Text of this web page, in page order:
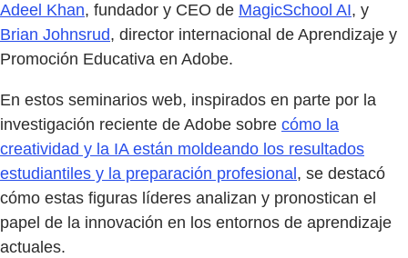
Adeel Khan, fundador y CEO de MagicSchool AI, y
Brian Johnsrud, director internacional de Aprendizaje y
Promoción Educativa en Adobe.
En estos seminarios web, inspirados en parte por la
investigación reciente de Adobe sobre cómo la
creatividad y la IA están moldeando los resultados
estudiantiles y la preparación profesional , se destacó
cómo estas figuras líderes analizan y pronostican el
papel de la innovación en los entornos de aprendizaje
actuales.